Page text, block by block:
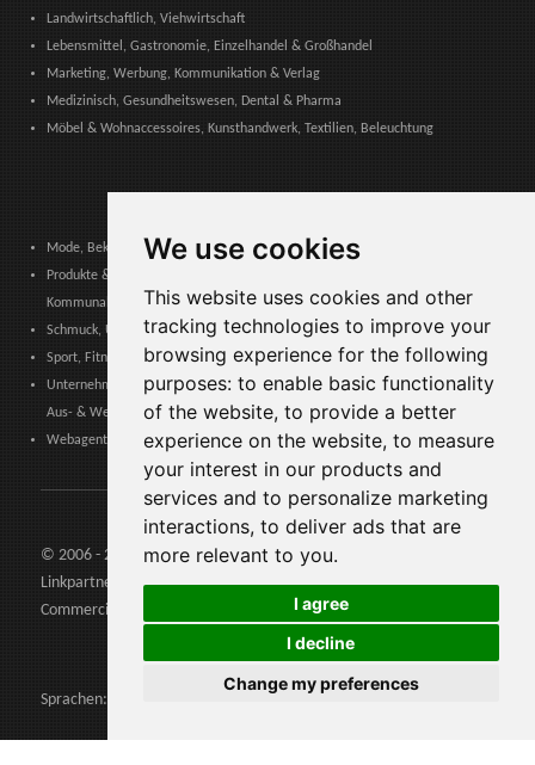
We use cookies
This website uses cookies and other
tracking technologies to improve your
browsing experience for the following
purposes: to enable basic functionality
of the website, to provide a better
experience on the website, to measure
your interest in our products and
services and to personalize marketing
interactions, to deliver ads that are
more relevant to you.
I agree
I decline
Change my preferences
Landwirtschaftlich, Viehwirtschaft
Lebensmittel, Gastronomie, Einzelhandel & Großhandel
Marketing, Werbung, Kommunikation & Verlag
Medizinisch, Gesundheitswesen, Dental & Pharma
Möbel & Wohnaccessoires, Kunsthandwerk, Textilien, Beleuchtung
Mode, Bekleidung, Modeaccessoires, Schuhe & Lederwaren
Produkte & Dienstleistungen für Gemeinschaften, Öffentliche Verwaltung &
Kommunale Behörden
Schmuck, Uhren, Edelmetalle
Sport, Fitness, Freizeit – Produkte, Materialien & Ausrüstung
Unternehmensdienstleistungen, Logistik, Arbeitssicherheit, Zertifizierungen,
Aus- & Weiterbildung
Webagenturen, Web-Services, Software & Apps
© 2006 - 2026 Agents24 - Steuer: IT03479460739
Linkpartners:
Agents24.com| QuiVenditori.com -Agenti di
Commercio
Sprachen: